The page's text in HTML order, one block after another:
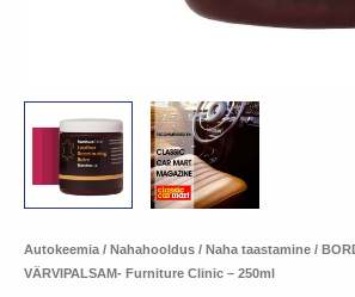
Autokeemia / Nahahooldus / Naha taastamine /
VÄRVIPALSAM- Furniture Clinic – 250ml